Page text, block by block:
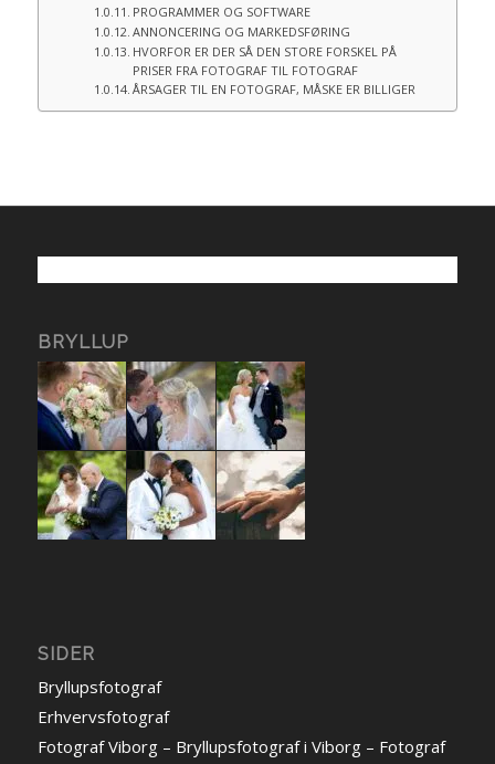
PROGRAMMER OG SOFTWARE
ANNONCERING OG MARKEDSFØRING
HVORFOR ER DER SÅ DEN STORE FORSKEL PÅ
PRISER FRA FOTOGRAF TIL FOTOGRAF
ÅRSAGER TIL EN FOTOGRAF, MÅSKE ER BILLIGER
BRYLLUP
SIDER
Bryllupsfotograf
Erhvervsfotograf
Fotograf Viborg – Bryllupsfotograf i Viborg – Fotograf